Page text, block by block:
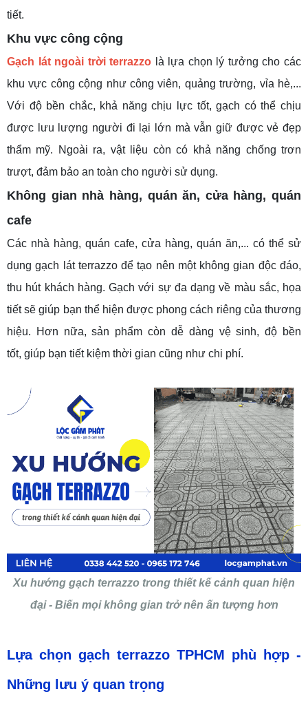
tiết.
Khu vực công cộng
Gạch lát ngoài trời terrazzo là lựa chọn lý tưởng cho các
khu vực công cộng như công viên, quảng trường, vỉa hè,...
Với độ bền chắc, khả năng chịu lực tốt, gạch có thể chịu
được lưu lượng người đi lại lớn mà vẫn giữ được vẻ đẹp
thẩm mỹ. Ngoài ra, vật liệu còn có khả năng chống trơn
trượt, đảm bảo an toàn cho người sử dụng.
Không gian nhà hàng, quán ăn, cửa hàng, quán
cafe
Các nhà hàng, quán cafe, cửa hàng, quán ăn,... có thể sử
dụng gạch lát terrazzo để tạo nên một không gian độc đáo,
thu hút khách hàng. Gạch với sự đa dạng về màu sắc, họa
tiết sẽ giúp bạn thể hiện được phong cách riêng của thương
hiệu. Hơn nữa, sản phẩm còn dễ dàng vệ sinh, độ bền
tốt, giúp bạn tiết kiệm thời gian cũng như chi phí.
Xu hướng gạch terrazzo trong thiết kế cảnh quan hiện
đại - Biến mọi không gian trở nên ấn tượng hơn
Lựa chọn gạch terrazzo TPHCM phù hợp -
Những lưu ý quan trọng